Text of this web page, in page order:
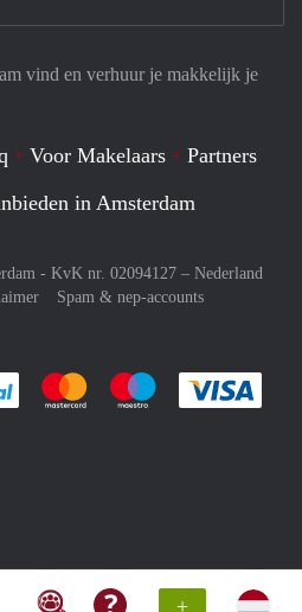
+
vind en verhuur je makkelijk je
Voor Makelaars
Partners
in Amsterdam
- KvK nr. 02094127 – Nederland
Spam & nep-accounts
Je rekent gemakkelijk af met Paypal
Je rekent gemakkelijk af met
Je rekent